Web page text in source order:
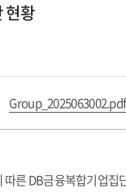
현황
Group_2025063002.pdf
른 DB금융복합기업집